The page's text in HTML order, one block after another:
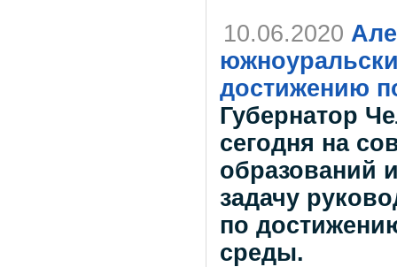
10.06.2020
достижению
Губернатор
сегодня на
образований
задачу
по
среды.